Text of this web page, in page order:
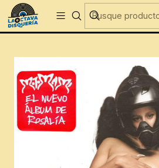
Entregas Gratis todos los
Inicio CD´S CD´S Nuevos